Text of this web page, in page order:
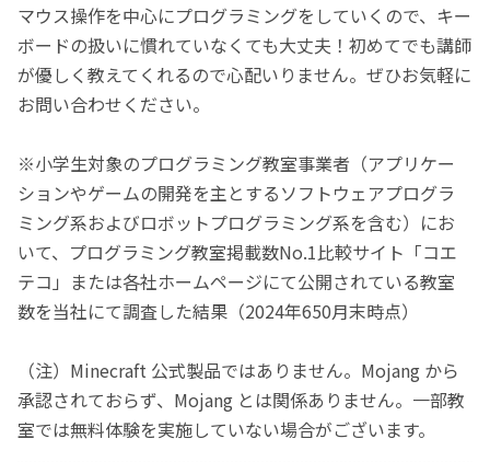
マウス操作を中心にプログラミングをしていくので、キー
ボードの扱いに慣れていなくても大丈夫！初めてでも講師
が優しく教えてくれるので心配いりません。ぜひお気軽に
お問い合わせください。
※小学生対象のプログラミング教室事業者（アプリケー
ションやゲームの開発を主とするソフトウェアプログラ
ミング系およびロボットプログラミング系を含む）にお
いて、プログラミング教室掲載数No.1比較サイト「コエ
テコ」または各社ホームページにて公開されている教室
数を当社にて調査した結果（2024年650月末時点）
（注）Minecraft 公式製品ではありません。Mojang から
承認されておらず、Mojang とは関係ありません。一部教
室では無料体験を実施していない場合がございます。